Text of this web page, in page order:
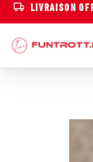
LIVRAISON